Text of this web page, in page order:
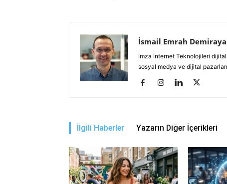
İsmail Emrah
İmza İnternet Teknolojileri dijital
sosyal medya ve dijital
İlgili Haberler Yazarın Diğer İçerikleri